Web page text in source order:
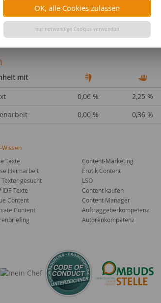
OK, alle Cookies zulassen
nur notwendige Cookies verwenden
mit
0,06 % 2,25 %
0,00 % 0,36 %
Wissen
Texte
Heimarbeit
Texter gesucht
Texte
Content
Content
Content-Marketing
Erotik Content
LSO
Content kaufen
Content Manager
Auftraggeberkompetenz
Autorenkompetenz